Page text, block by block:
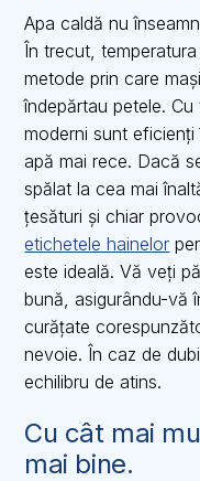
Apa caldă nu
În trecut,
metode prin care
îndepărtau petele.
moderni sunt
apă mai rece. Dacă
spălat la cea mai
țesături și chiar
etichetele hainelor
este ideală. Vă veți
bună, asigurându-vă
curățate
nevoie. În caz de
echilibru de atins.
Cu cât mai
mai bine.